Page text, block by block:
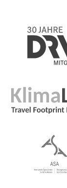
ihre
Ausflugsziele
Day 2
Day 3 Tena
Day 5 Tena
Day 6